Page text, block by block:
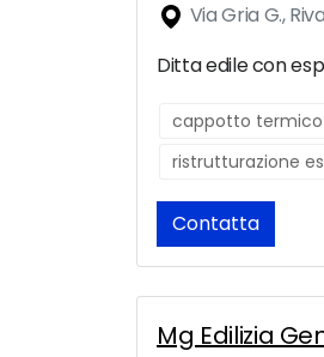
Via Gria G.,
Ditta edile con
cappotto termico
ristrutturazione
Contatta
Mg Edilizia